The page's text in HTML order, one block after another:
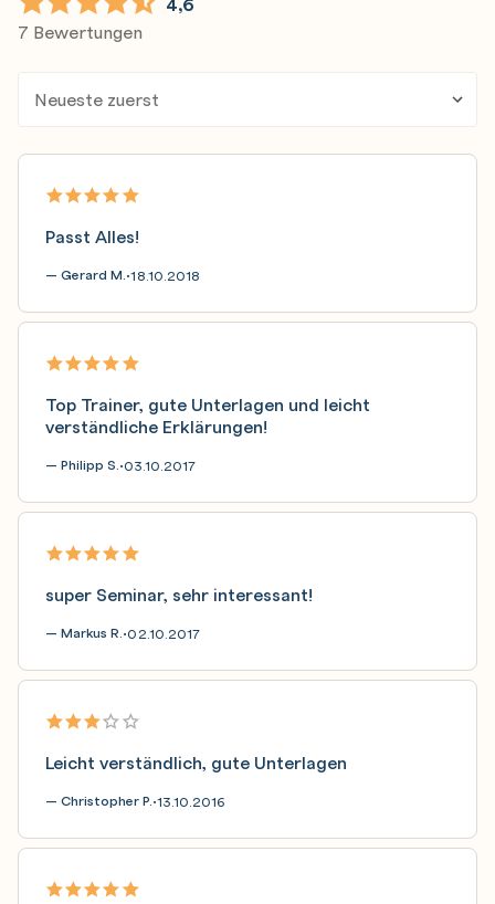
7 Bewertungen
Passt Alles!
— Gerard M. •18.10.2018
Top Trainer, gute Unterlagen und leicht
verständliche Erklärungen!
— Philipp S. •03.10.2017
super Seminar, sehr interessant!
— Markus R. •02.10.2017
Leicht verständlich, gute Unterlagen
— Christopher P. •13.10.2016